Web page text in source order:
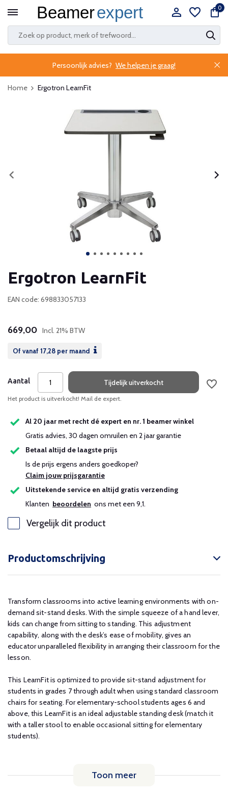
0
Persoonlijk advies? We helpen je graag!
Home Ergotron LearnFit
Ergotron LearnFit
EAN code: 698833057133
669,00 Incl. 21% BTW
Of vanaf 17,28 per maand
Aantal Tijdelijk uitverkocht
Het product is uitverkocht! Mail de expert.
Al 20 jaar met recht dé expert en nr. 1 beamer winkel
Gratis advies, 30 dagen omruilen en 2 jaar garantie
Betaal altijd de laagste prijs
Is de prijs ergens anders goedkoper?
Claim jouw prijsgarantie
Uitstekende service en altijd gratis verzending
Klanten beoordelen ons met een 9,1.
Vergelijk dit product
Productomschrijving
Transform classrooms into active learning environments with on-
demand sit-stand desks. With the simple squeeze of a hand lever,
kids can change from sitting to standing. This adjustment
capability, along with the desk’s ease of mobility, gives an
educator unparalleled flexibility in arranging their classroom for the
lesson.
This LearnFit is optimized to provide sit-stand adjustment for
students in grades 7 through adult when using standard classroom
chairs for seating. For elementary-school students ages 6 and
above, this LearnFit is an ideal adjustable standing desk (match it
with a taller stool to enable occasional sitting for elementary
students).
Toon meer